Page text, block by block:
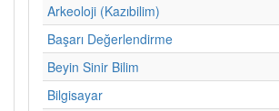
Arkeoloji (Kazıbilim)
Başarı Değerlendirme
Beyin Sinir Bilim
Bilgisayar